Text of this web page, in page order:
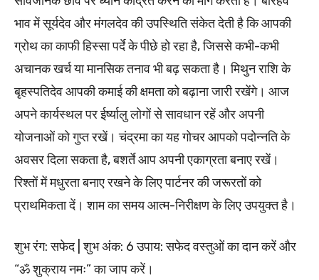
भाव में सूर्यदेव और मंगलदेव की उपस्थिति संकेत देती है कि आपकी
ग्रोथ का काफी हिस्सा पर्दे के पीछे हो रहा है, जिससे कभी-कभी
अचानक खर्च या मानसिक तनाव भी बढ़ सकता है। मिथुन राशि के
बृहस्पतिदेव आपकी कमाई की क्षमता को बढ़ाना जारी रखेंगे। आज
अपने कार्यस्थल पर ईर्ष्यालु लोगों से सावधान रहें और अपनी
योजनाओं को गुप्त रखें। चंद्रमा का यह गोचर आपको पदोन्नति के
अवसर दिला सकता है, बशर्ते आप अपनी एकाग्रता बनाए रखें।
रिश्तों में मधुरता बनाए रखने के लिए पार्टनर की जरूरतों को
प्राथमिकता दें। शाम का समय आत्म-निरीक्षण के लिए उपयुक्त है।
शुभ रंग: सफेद | शुभ अंक: 6 उपाय: सफेद वस्तुओं का दान करें और
“ॐ शुक्राय नमः” का जाप करें।